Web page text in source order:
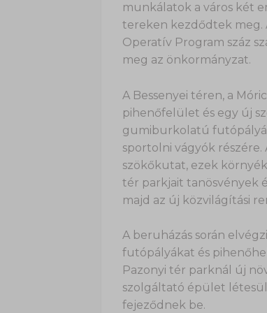
munkálatok a város két
tereken kezdődtek meg.
Operatív Program száz
meg az önkormányzat.
A Bessenyei téren, a
pihenőfelület és egy új
gumiburkolatú
sportolni vágyók
szökőkutat, ezek
tér parkjait tanösvények
majd az új közvilágítási
A beruházás során
futópályákat és
Pazonyi tér parknál új
szolgáltató épület
fejeződnek be.